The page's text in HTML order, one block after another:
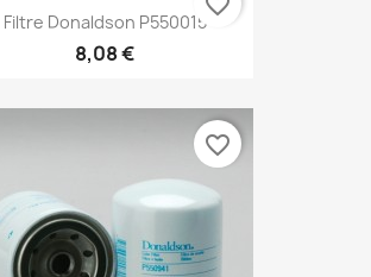
Filtre Donaldson P550015
8,08 €
favorite_border